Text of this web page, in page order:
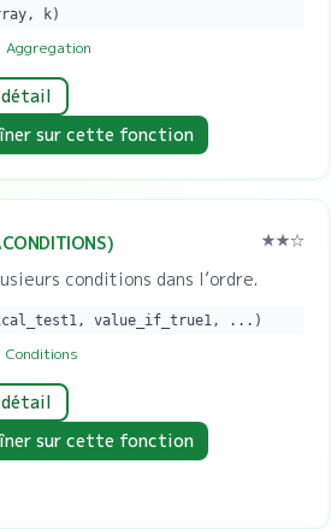
k)
Aggregation
sur cette fonction
) ★★☆
conditions dans l’ordre.
value_if_true1, ...)
Conditions
sur cette fonction